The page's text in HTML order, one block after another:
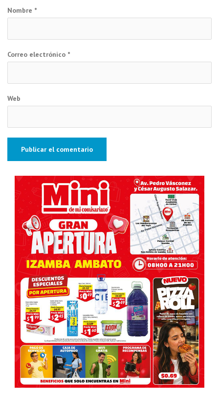
Nombre *
Correo electrónico *
Web